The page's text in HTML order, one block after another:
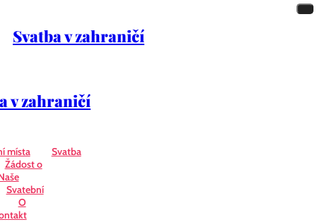
Svatba v zahraničí
v zahraničí
místa
Svatba
Žádost o
Svatební
O